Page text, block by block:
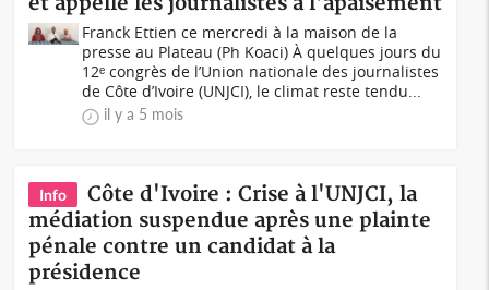
Franck Ettien ce mercredi à la maison de la
presse au Plateau (Ph Koaci) À quelques jours du
12ᵉ congrès de l’Union nationale des journalistes
de Côte d’Ivoire (UNJCI), le climat reste tendu...
il y a 5 mois
Info
Côte d'Ivoire : Crise à l'UNJCI, la
médiation suspendue après une plainte
pénale contre un candidat à la
présidence